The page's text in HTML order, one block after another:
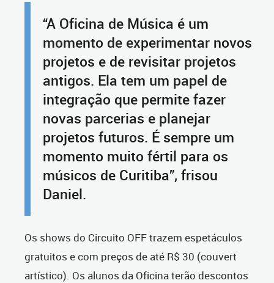
“A Oficina de Música é um
momento de experimentar novos
projetos e de revisitar projetos
antigos. Ela tem um papel de
integração que permite fazer
novas parcerias e planejar
projetos futuros. É sempre um
momento muito fértil para os
músicos de Curitiba”, frisou
Daniel.
Os shows do Circuito OFF trazem espetáculos
gratuitos e com preços de até R$ 30 (couvert
artístico). Os alunos da Oficina terão descontos